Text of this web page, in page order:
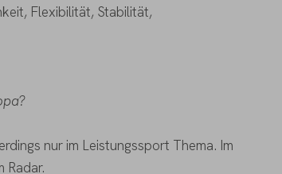
Flexibilität, Stabilität,
nur im Leistungssport Thema. Im
Radar.